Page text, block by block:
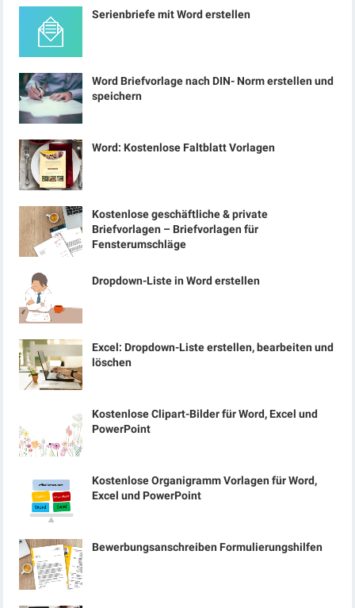
Serienbriefe mit Word erstellen
Word Briefvorlage nach DIN- Norm erstellen und
speichern
Word: Kostenlose Faltblatt Vorlagen
Kostenlose geschäftliche & private
Briefvorlagen – Briefvorlagen für
Fensterumschläge
Dropdown-Liste in Word erstellen
Excel: Dropdown-Liste erstellen, bearbeiten und
löschen
Kostenlose Clipart-Bilder für Word, Excel und
PowerPoint
Kostenlose Organigramm Vorlagen für Word,
Excel und PowerPoint
Bewerbungsanschreiben Formulierungshilfen